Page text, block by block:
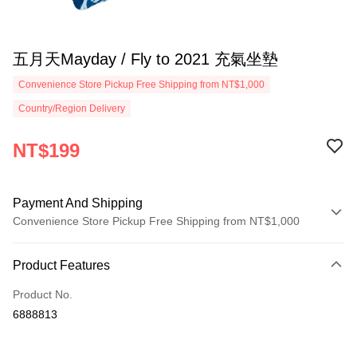
五月天Mayday / Fly to 2021 充氣坐墊
Convenience Store Pickup Free Shipping from NT$1,000
Country/Region Delivery
NT$199
Payment And Shipping
Convenience Store Pickup Free Shipping from NT$1,000
Credit Card (Full Payment)
Convenience Store Pickup and Pay
Product Features
Product No.
6888813